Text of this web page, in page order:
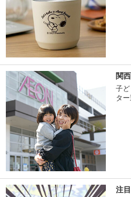
関
子
タ
注